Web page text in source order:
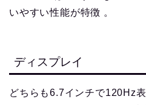
いやすい性能が特徴 。
ディスプレイ
どちらも6.7インチで120Hz